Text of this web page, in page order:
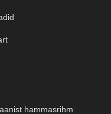
hammasrihm